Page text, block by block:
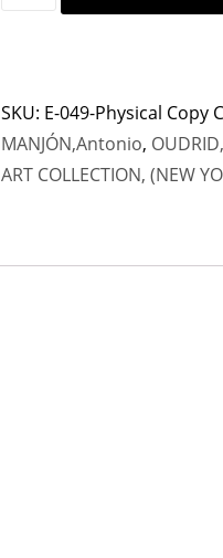
SKU: E-049-Physical Copy
MANJÓN,Antonio,
ART COLLECTION, (NEW